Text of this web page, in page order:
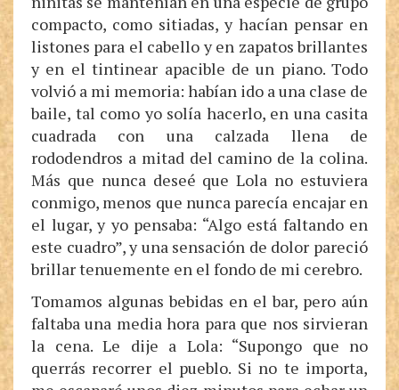
compacto, como sitiadas, y hacían pensar en
listones para el cabello y en zapatos brillantes
y en el tintinear apacible de un piano. Todo
volvió a mi memoria: habían ido a una clase de
baile, tal como yo solía hacerlo, en una casita
cuadrada con una calzada llena de
rododendros a mitad del camino de la colina.
Más que nunca deseé que Lola no estuviera
conmigo, menos que nunca parecía encajar en
el lugar, y yo pensaba: “Algo está faltando en
este cuadro”, y una sensación de dolor pareció
brillar tenuemente en el fondo de mi cerebro.
Tomamos algunas bebidas en el bar, pero aún
faltaba una media hora para que nos sirvieran
la cena. Le dije a Lola: “Supongo que no
querrás recorrer el pueblo. Si no te importa,